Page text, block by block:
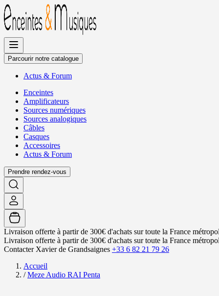
Allez
au
contenu
Parcourir notre catalogue
Actus & Forum
Enceintes
Amplificateurs
Sources numériques
Sources analogiques
Câbles
Casques
Accessoires
Actus & Forum
Prendre rendez-vous
Livraison offerte à partir de 300€ d'achats sur toute la France
Livraison offerte à partir de 300€ d'achats sur toute la France
Contacter Xavier de Grandsaignes +33 6 82 21 79 26
Accueil
/ Meze Audio RAI Penta